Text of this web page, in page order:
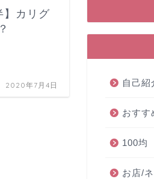
】カリグ
？
2020年7月4日 自己紹
おすす
100均
お店/